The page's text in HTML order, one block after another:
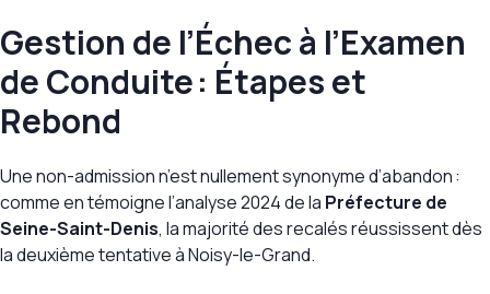
Gestion de l’Échec à l’Examen
de Conduite : Étapes et
Rebond
Une non-admission n’est nullement synonyme d’abandon :
comme en témoigne l’analyse 2024 de la Préfecture de
Seine-Saint-Denis, la majorité des recalés réussissent dès
la deuxième tentative à Noisy-le-Grand.